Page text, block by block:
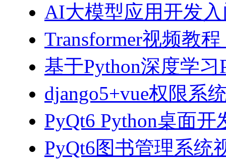
AI大模型应用开发入
Transformer视频教
基于Python深度学
django5+vue权限系
PyQt6 Python桌面开
PyQt6图书管理系统